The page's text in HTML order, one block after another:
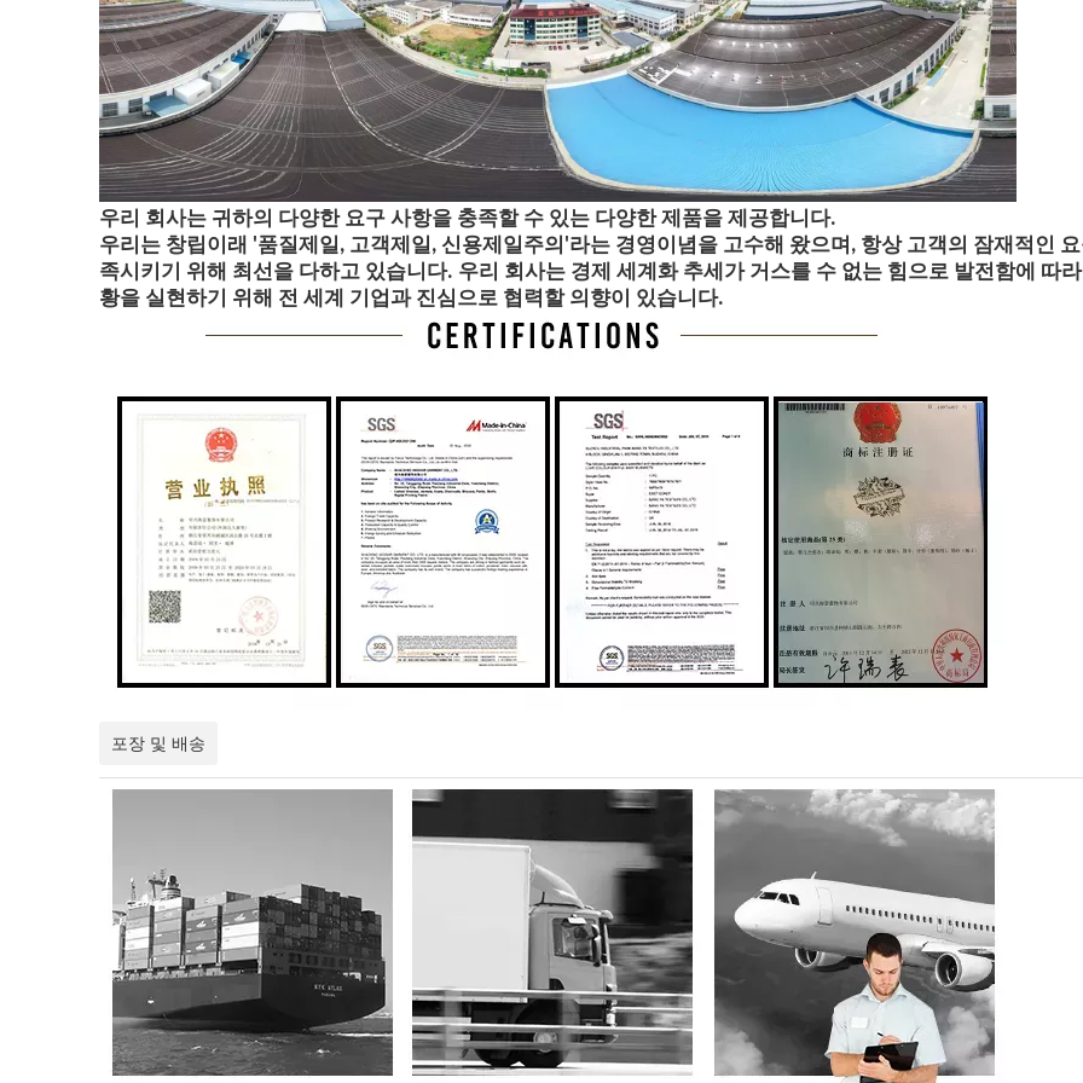
우리 회사는 귀하의 다양한 요구 사항을 충족할 수 있는 다양한 제품을 제공합니다.
우리는 창립이래 '품질제일, 고객제일, 신용제일주의'라는 경영이념을 고수해 왔으며, 항상 고객의 잠재적인
족시키기 위해 최선을 다하고 있습니다. 우리 회사는 경제 세계화 추세가 거스를 수 없는 힘으로 발전함에 따
황을 실현하기 위해 전 세계 기업과 진심으로 협력할 의향이 있습니다.
포장 및 배송